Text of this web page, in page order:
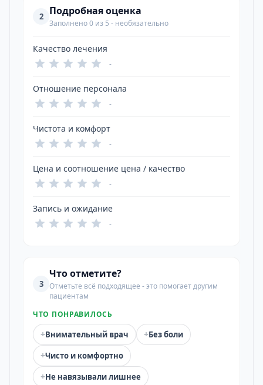
2 Подробная оценка
Заполнено 0 из 5 - необязательно
Качество лечения
-
Отношение персонала
-
Чистота и комфорт
-
Цена и соотношение цена / качество
-
Запись и ожидание
-
3
Что отметите?
Отметьте всё подходящее - это помогает другим
пациентам
ЧТО ПОНРАВИЛОСЬ
+Внимательный врач +Без боли
+Чисто и комфортно
+Не навязывали лишнее